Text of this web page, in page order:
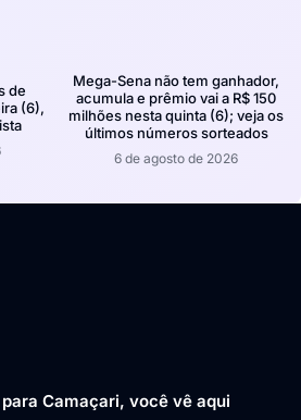
de
(6),
Mega-Sena não tem ganhador,
acumula e prêmio vai a R$ 150
milhões nesta quinta (6); veja os
últimos números sorteados
6 de agosto de 2026
Camaçari, você vê aqui